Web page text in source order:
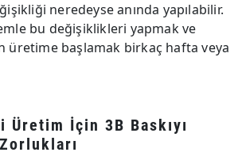
neredeyse anında yapılabilir.
bu değişiklikleri yapmak ve
üretime başlamak birkaç hafta veya
Üretim İçin 3B Baskıyı